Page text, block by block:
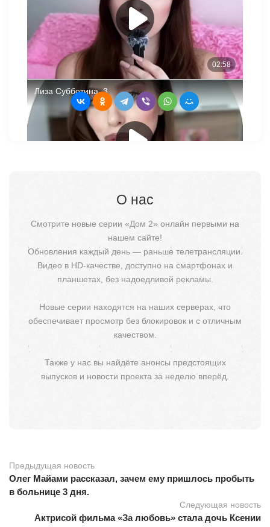
О нас
Смотрите новые серии «Дом 2» онлайн первыми на
нашем сайте!
Обновления каждый день — раньше телетрансляции.
Видео в HD-качестве, доступно на смартфонах и
планшетах, без надоедливой рекламы.
Новые серии находятся на наших серверах, что
обеспечивает просмотр без блокировок и с отличным
качеством.
Также у нас вы найдёте анонсы предстоящих
выпусков и новости проекта за неделю вперёд.
Предыдущая новость
Олег Майами рассказал, зачем ему пришлось пробыть
в больнице 3 дня.
Следующая новость
Актрисой фильма «За любовь» стала дочь Ксении